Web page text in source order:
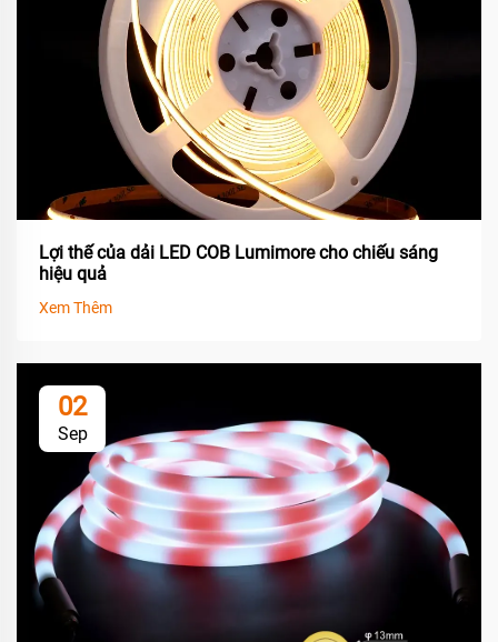
Lợi thế của dải LED COB Lumimore cho chiếu sáng
hiệu quả
Xem Thêm
02
Sep